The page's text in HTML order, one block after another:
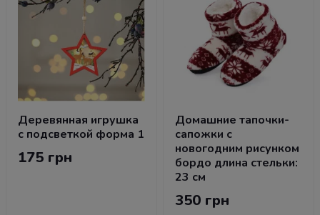
Деревянная игрушка
с подсветкой форма 1
175 грн
Домашние тапочки-
сапожки с
новогодним рисунком
бордо длина стельки:
23 см
350 грн